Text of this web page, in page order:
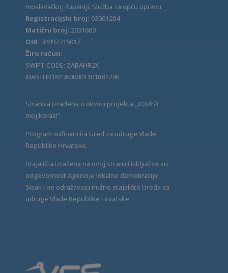
moslavačkoj županiji, Služba za opću upravu
Registracijski broj: 03001204
Matični broj: 2031663
OIB: 34997715017
Žiro račun:
SWIFT CODE: ZABAHR2X
IBAN: HR1823600001101881246
Stranica izrađena u okviru projekta „(O)drži
moj korak!“.
Program sufinancira Ured za udruge Vlade
Republike Hrvatske.
Stajališta izražena na ovoj stranici isključiva su
odgovornost Agencije lokalne demokracije
Sisak i ne odražavaju nužno stajalište Ureda za
udruge Vlade Republike Hrvatske.